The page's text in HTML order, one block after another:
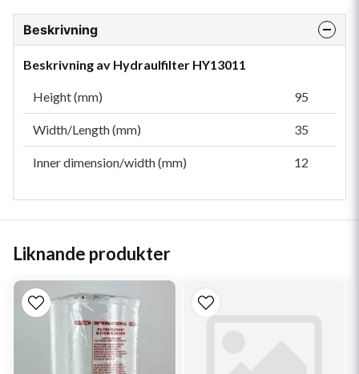
Beskrivning
Beskrivning av Hydraulfilter HY13011
Height (mm) 95
Width/Length (mm) 35
Inner dimension/width (mm) 12
Liknande produkter